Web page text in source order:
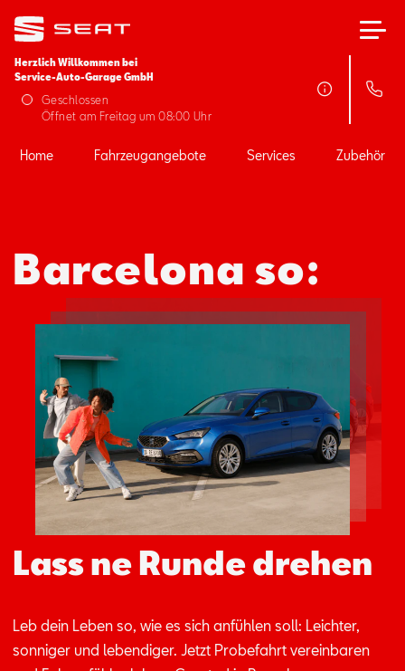
Herzlich Willkommen bei
Service-Auto-Garage GmbH
Geschlossen
Öffnet am Freitag um 08:00 Uhr
Home
Fahrzeugangebote
Zubehör
SEAT FOR BUSINESS
Über uns
Aktionen
Home Fahrzeugangebote Services Zubehör
Barcelona so:
Lass ne Runde drehen
Leb dein Le­ben so, wie es sich an­füh­len soll: Leich­ter,
son­ni­ger und le­ben­di­ger. Jetzt Pro­be­fahrt ver­ein­ba­ren